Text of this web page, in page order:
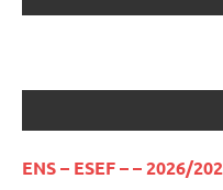
ولوج سلك الإجازة في التربية – 2026/2027 – ENS – ESEF –